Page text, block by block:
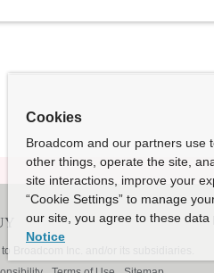
Cookies
Broadcom and our partners use
other things, operate the site,
site interactions, improve your
“Cookie Settings” to manage
our site, you agree to these
Notice